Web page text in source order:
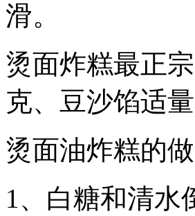
滑。
烫面炸糕最正
克、豆沙馅适
烫面油炸糕的做
1、白糖和清水